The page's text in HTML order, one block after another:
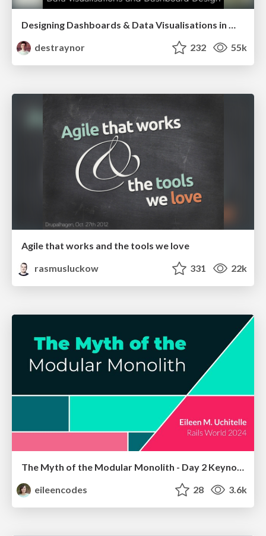
Designing Dashboards & Data Visualisations in Web Apps
destraynor
232 55k
Agile that works and the tools we love
rasmusluckow
331 22k
The Myth of the Modular Monolith - Day 2 Keynote - Rails World 2024
eileencodes
28 3.6k